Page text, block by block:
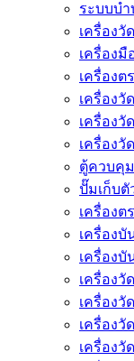
ระบบบ
เครื่อง
เครื่อง
เครื่องต
เครื่อง
เครื่องวั
เครื่อง
ตู้ควบคุ
ปั๊มเก็บตั
เครื่องต
เครื่อง
เครื่อง
เครื่อง
เครื่องวั
เครื่อง
เครื่องวั